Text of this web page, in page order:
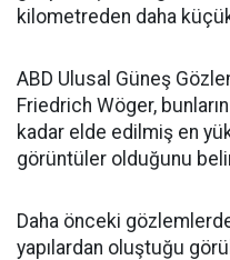
kilometreden daha
ABD Ulusal Güneş
Friedrich Wöger,
kadar elde edilmiş en
görüntüler olduğunu
Daha önceki
yapılardan oluştuğu